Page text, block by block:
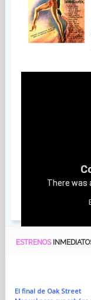
There was
ESTRENOS
El final de Oak Street